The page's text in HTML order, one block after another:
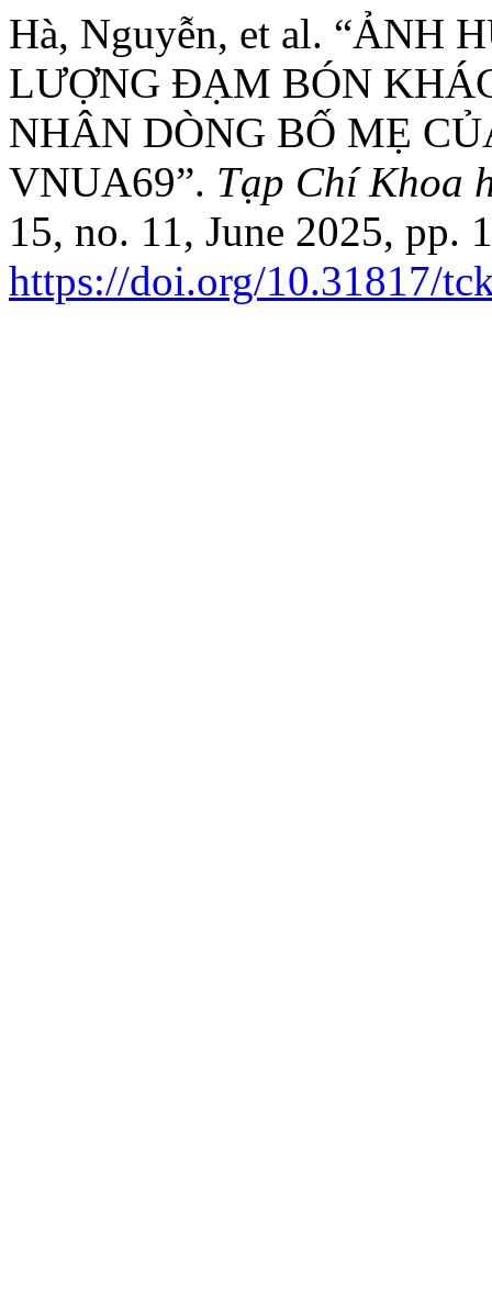
Hà, Nguyễn, et al. “ẢNH
LƯỢNG ĐẠM BÓN
NHÂN DÒNG BỐ MẸ
VNUA69”. Tạp Chí Khoa
15, no. 11, June 2025, pp.
https://doi.org/10.31817/